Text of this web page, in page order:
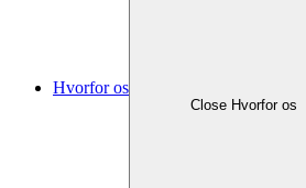
Hvorfor os
Close Hvorfor os